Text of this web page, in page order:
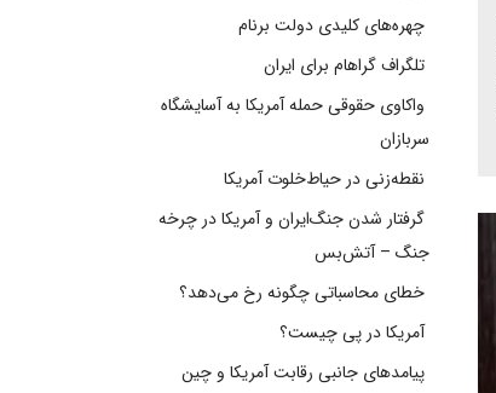
چهره‌های کلیدی دولت برنام
تلگراف گراهام برای ایران
واکاوی حقوقی حمله آمریکا به آسایشگاه
سربازان
نقطه‌زنی در حیاط‌خلوت آمریکا
گرفتار شدن جنگ‌ایران و آمریکا در چرخه
جنگ – آتش‌بس
خطای محاسباتی چگونه رخ می‌دهد؟
آمریکا در پی چیست؟
پیامدهای جانبی رقابت آمریکا و چین